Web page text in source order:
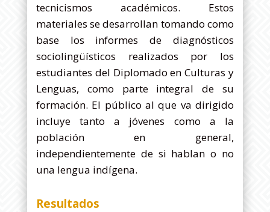
tecnicismos académicos. Estos
materiales se desarrollan tomando como
base los informes de diagnósticos
sociolingüísticos realizados por los
estudiantes del Diplomado en Culturas y
Lenguas, como parte integral de su
formación. El público al que va dirigido
incluye tanto a jóvenes como a la
población en general,
independientemente de si hablan o no
una lengua indígena.
Resultados